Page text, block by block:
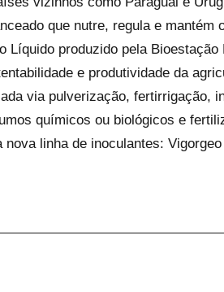
que nutre, regula e mantém
Líquido produzido pela Bioestação
e produtividade da
via pulverização, fertirrigação,
químicos ou biológicos e
linha de inoculantes: